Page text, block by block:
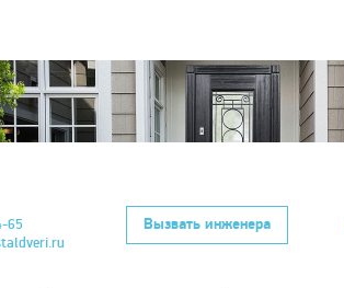
65
Вызвать инженера